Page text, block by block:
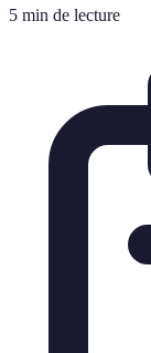
5 min de lecture